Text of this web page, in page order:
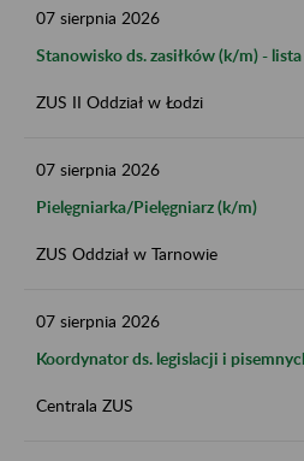
07 sierpnia 2026
Stanowisko ds. zasiłków (k/m) -
ZUS II Oddział w Łodzi
07 sierpnia 2026
Pielęgniarka/Pielęgniarz (k/m)
ZUS Oddział w Tarnowie
07 sierpnia 2026
Koordynator ds. legislacji i
Centrala ZUS